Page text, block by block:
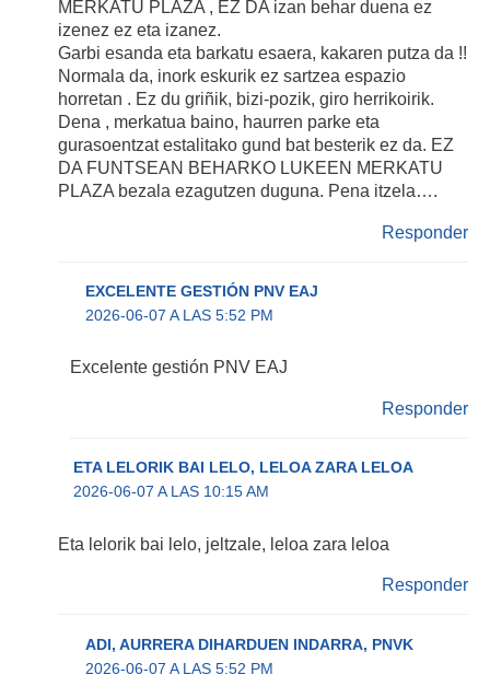
MERKATU PLAZA , EZ DA izan behar duena ez
izenez ez eta izanez.
Garbi esanda eta barkatu esaera, kakaren putza da !!
Normala da, inork eskurik ez sartzea espazio
horretan . Ez du griñik, bizi-pozik, giro herrikoirik.
Dena , merkatua baino, haurren parke eta
gurasoentzat estalitako gund bat besterik ez da. EZ
DA FUNTSEAN BEHARKO LUKEEN MERKATU
PLAZA bezala ezagutzen duguna. Pena itzela….
Responder
EXCELENTE GESTIÓN PNV EAJ
2026-06-07 A LAS 5:52 PM
Excelente gestión PNV EAJ
Responder
ETA LELORIK BAI LELO, LELOA ZARA LELOA
2026-06-07 A LAS 10:15 AM
Eta lelorik bai lelo, jeltzale, leloa zara leloa
Responder
ADI, AURRERA DIHARDUEN INDARRA, PNVK
2026-06-07 A LAS 5:52 PM